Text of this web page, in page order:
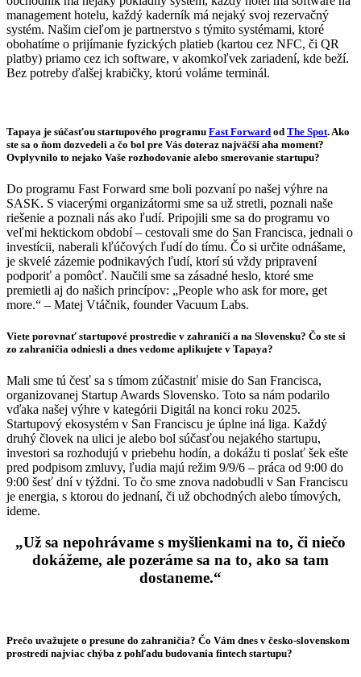
management hotelu, každý kaderník má nejaký svoj rezervačný
systém. Našim cieľom je partnerstvo s týmito systémami, ktoré
obohatíme o prijímanie fyzických platieb (kartou cez NFC, či QR
platby) priamo cez ich software, v akomkoľvek zariadení, kde beží.
Bez potreby ďalšej krabičky, ktorú voláme terminál.
Tapaya je súčasťou startupového programu Fast Forward od The Spot. Ako
ste sa o ňom dozvedeli a čo bol pre Vás doteraz najväčší aha moment?
Ovplyvnilo to nejako Vaše rozhodovanie alebo smerovanie startupu?
Do programu Fast Forward sme boli pozvaní po našej výhre na
SASK. S viacerými organizátormi sme sa už stretli, poznali naše
riešenie a poznali nás ako ľudí. Pripojili sme sa do programu vo
veľmi hektickom období – cestovali sme do San Francisca, jednali o
investícii, naberali kľúčových ľudí do tímu. Čo si určite odnášame,
je skvelé zázemie podnikavých ľudí, ktorí sú vždy pripravení
podporiť a pomôcť. Naučili sme sa zásadné heslo, ktoré sme
premietli aj do našich princípov: „People who ask for more, get
more.“ – Matej Vtáčnik, founder Vacuum Labs.
Viete porovnať startupové prostredie v zahraničí a na Slovensku? Čo ste si
zo zahraničia odniesli a dnes vedome aplikujete v Tapaya?
Mali sme tú česť sa s tímom zúčastniť misie do San Francisca,
organizovanej Startup Awards Slovensko. Toto sa nám podarilo
vďaka našej výhre v kategórii Digitál na konci roku 2025.
Startupový ekosystém v San Franciscu je úplne iná liga. Každý
druhý človek na ulici je alebo bol súčasťou nejakého startupu,
investori sa rozhodujú v priebehu hodín, a dokážu ti poslať šek ešte
pred podpisom zmluvy, ľudia majú režim 9/9/6 – práca od 9:00 do
9:00 šesť dní v týždni. To čo sme znova nadobudli v San Franciscu
je energia, s ktorou do jednaní, či už obchodných alebo tímových,
ideme.
„Už sa nepohrávame s myšlienkami na to, či niečo
dokážeme, ale pozeráme sa na to, ako sa tam
dostaneme.“
Prečo uvažujete o presune do zahraničia? Čo Vám dnes v česko-slovenskom
prostredí najviac chýba z pohľadu budovania fintech startupu?